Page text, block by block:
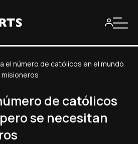
el número de católicos en el mundo
de católicos
se necesitan